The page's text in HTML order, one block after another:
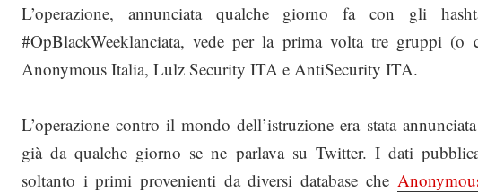
L’operazione, annunciata qualche giorno fa con gli
#OpBlackWeeklanciata, vede per la prima volta tre gruppi (o
Anonymous Italia, Lulz Security ITA e AntiSecurity ITA.
L’operazione contro il mondo dell’istruzione era stata
già da qualche giorno se ne parlava su Twitter. I dati
soltanto i primi provenienti da diversi database che